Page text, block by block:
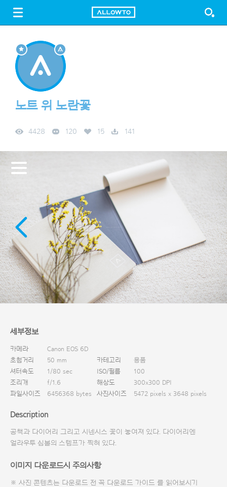
FREE DOWNLOAD
노트 위 노란꽃
4428 120 15 141
세부정보
카메라
Canon EOS 6D
초첨거리
50 mm 카테고리
용품
셔터속도
1/80 sec ISO/필름
100
조리개
f/1.6 해상도
300x300 DPI
파일사이즈
6456368 bytes 사진사이즈 5472 pixels x 3648 pixels
Description
공책과 다이어리 그리고 시넨시스 꽃이 놓여져 있다. 다이어리엔
얼라우투 심볼의 스템프가 찍혀 있다.
이미지 다운로드시 주의사항
※ 사진 콘텐츠는 다운로드 전 꼭 다운로드 가이드 를 읽어보시기